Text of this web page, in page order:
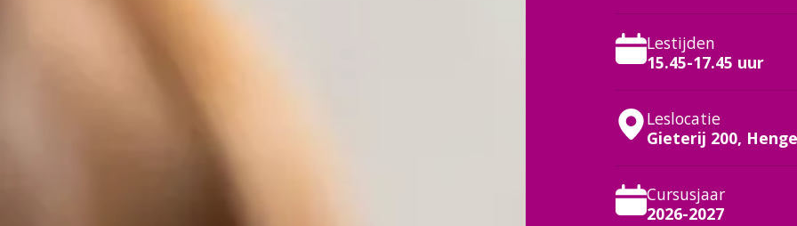
Lestijden
15.45-17.45 uur
Leslocatie
Gieterij 200,
Cursusjaar
2026-2027